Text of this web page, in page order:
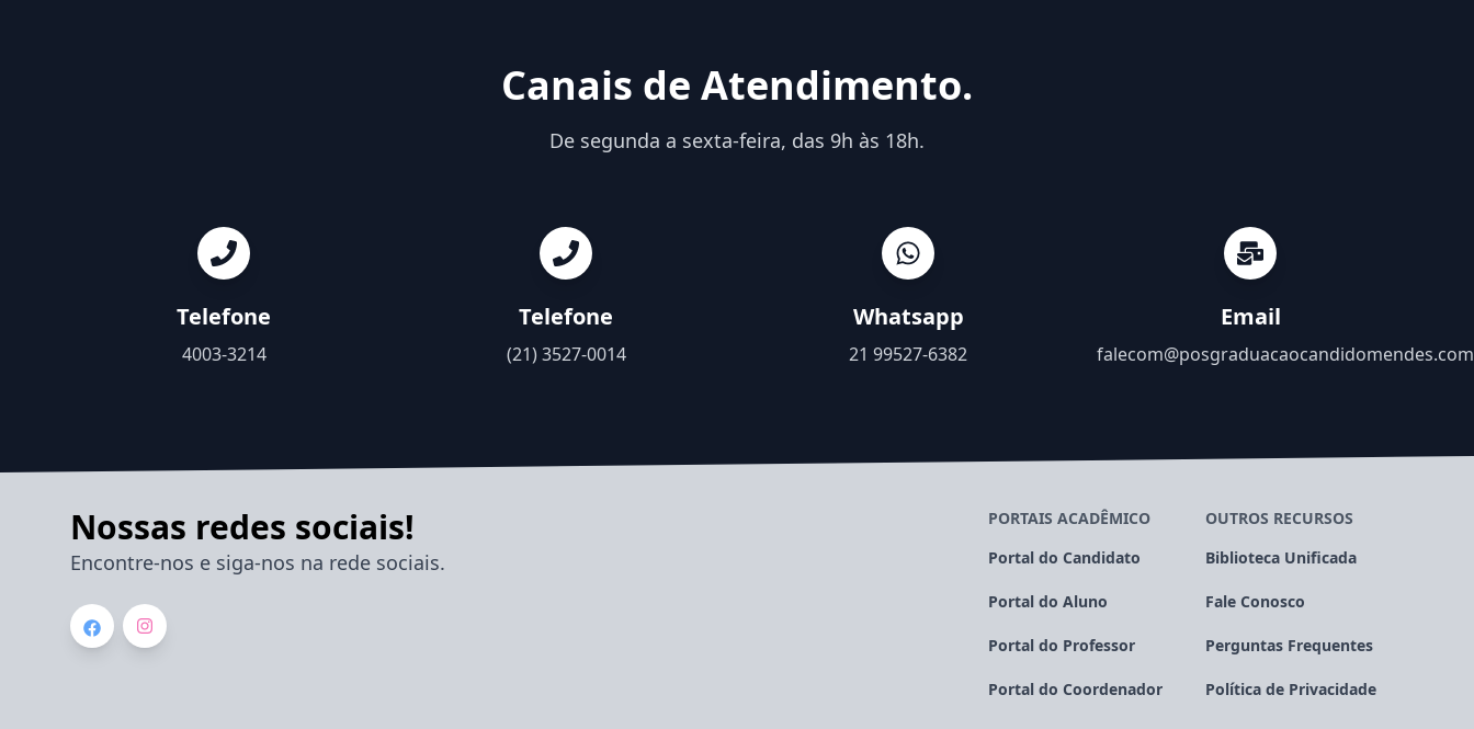
Canais de Atendimento.
De segunda a sexta-feira, das 9h às 18h.
Telefone
4003-3214
Telefone
(21) 3527-0014
Whatsapp
21 99527-6382
Email
Nossas redes sociais!
Encontre-nos e siga-nos na rede sociais.
PORTAIS ACADÊMICO
Portal do Candidato
Portal do Aluno
Portal do Professor
Portal do Coordenador
OUTROS RECURSOS
Biblioteca Unificada
Fale Conosco
Perguntas Frequentes
Política de Privacidade